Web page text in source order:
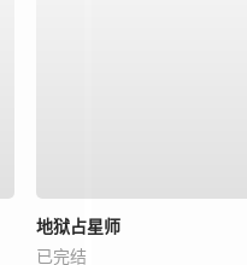
地狱占星师
已完结